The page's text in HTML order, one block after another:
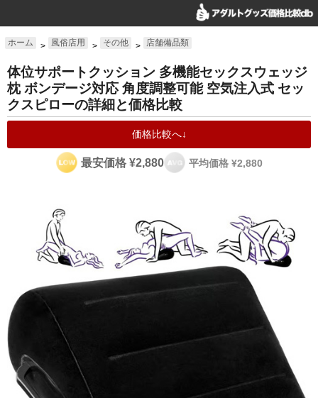
ホーム > 風俗店用 > その他 > 店舗備品類
体位サポートクッション 多機能セックスウェッジ
枕 ボンデージ対応 角度調整可能 空気注入式 セッ
クスピローの詳細と価格比較
価格比較へ↓
最安価格 ¥2,880 平均価格 ¥2,880